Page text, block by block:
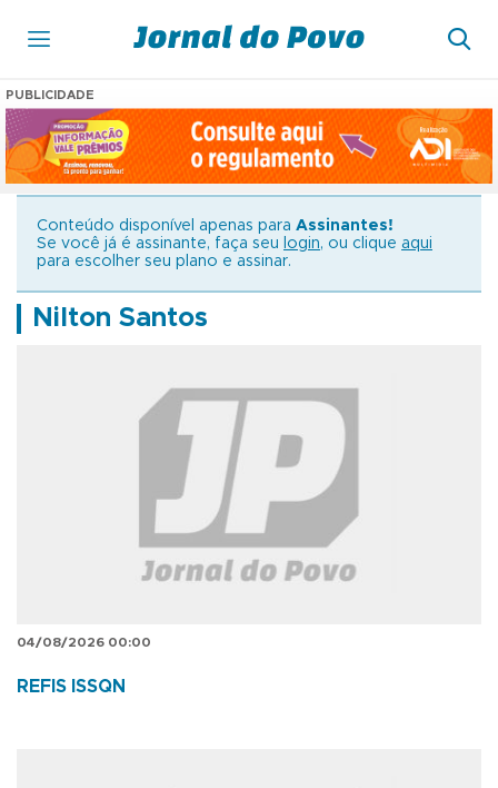
PUBLICIDADE
Conteúdo disponível apenas para Assinantes!
Se você já é assinante, faça seu
login, ou clique aqui
para escolher seu plano e assinar.
Nilton Santos
04/08/2026 00:00
REFIS ISSQN